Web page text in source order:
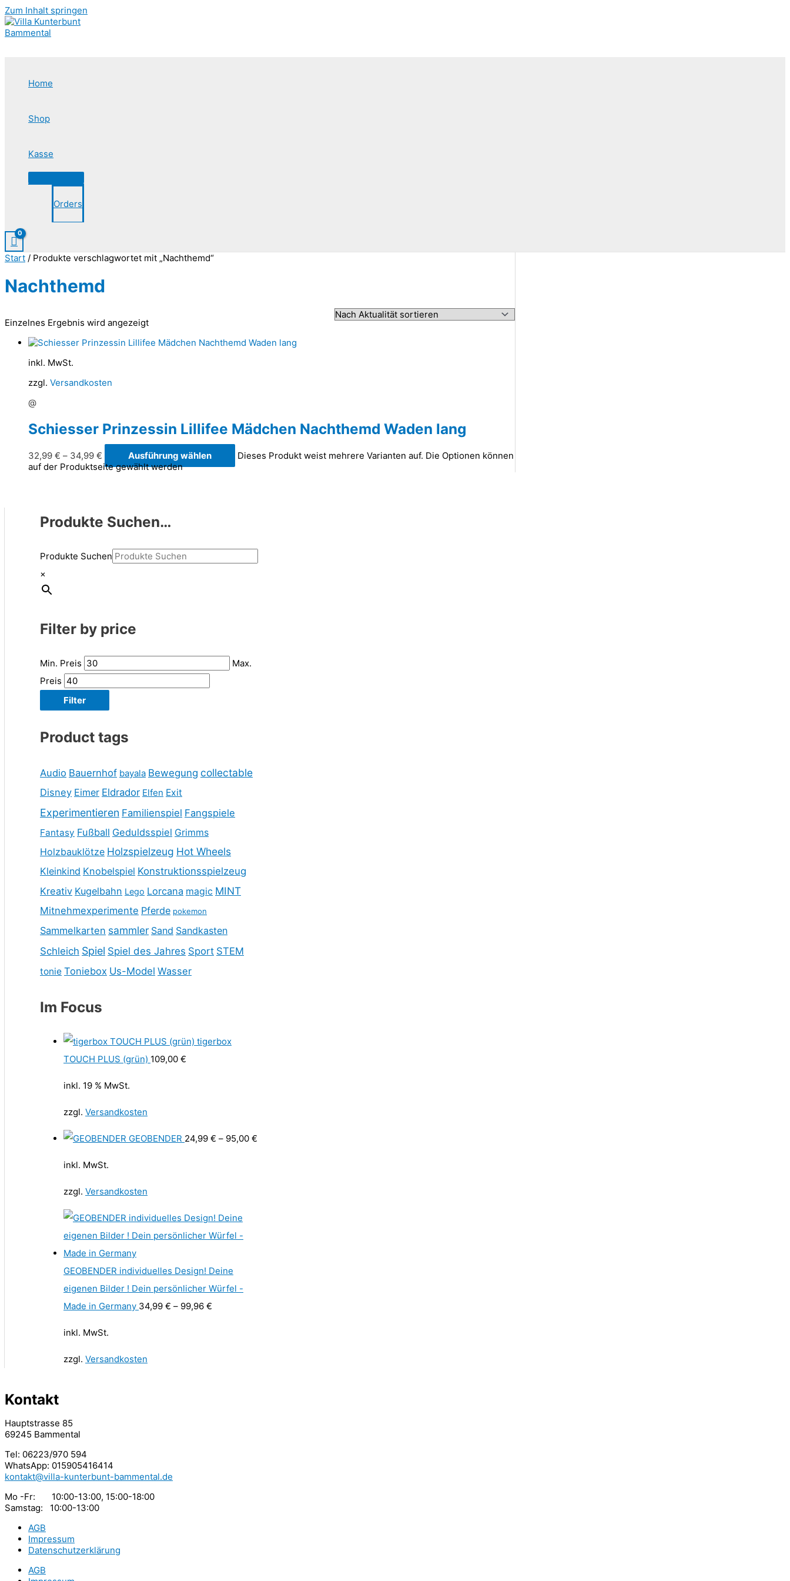
Zum Inhalt springen
Home
Shop
Kasse
Orders
Start / Produkte verschlagwortet mit „Nachthemd“
Nachthemd
Einzelnes Ergebnis wird angezeigt
inkl. MwSt.
zzgl. Versandkosten
@
Schiesser Prinzessin Lillifee Mädchen Nachthemd Waden lang
32,99 € – 34,99 € Ausführung wählen
Dieses Produkt weist mehrere Varianten auf. Die Optionen können
auf der Produktseite gewählt werden
Produkte Suchen…
Produkte Suchen
×
Filter by price
Min. Preis
Max.
Preis
Filter
Product tags
Audio Bauernhof bayala Bewegung collectable
Disney Eimer Eldrador Elfen Exit
Experimentieren Familienspiel Fangspiele
Fantasy Fußball Geduldsspiel Grimms
Holzbauklötze Holzspielzeug Hot Wheels
Kleinkind Knobelspiel Konstruktionsspielzeug
Kreativ Kugelbahn Lego Lorcana magic MINT
Mitnehmexperimente Pferde pokemon
Sammelkarten sammler Sand Sandkasten
Schleich Spiel Spiel des Jahres Sport STEM
tonie Toniebox Us-Model Wasser
Im Focus
tigerbox
TOUCH PLUS (grün) 109,00 €
inkl. 19 % MwSt.
zzgl. Versandkosten
GEOBENDER 24,99 € – 95,00 €
inkl. MwSt.
zzgl. Versandkosten
GEOBENDER individuelles Design! Deine
eigenen Bilder ! Dein persönlicher Würfel -
Made in Germany 34,99 € – 99,96 €
inkl. MwSt.
zzgl. Versandkosten
Kontakt
Hauptstrasse 85
69245 Bammental
Tel: 06223/970 594
WhatsApp: 015905416414
kontakt@villa-kunterbunt-bammental.de
Mo -Fr: 10:00-13:00, 15:00-18:00
Samstag: 10:00-13:00
AGB
Impressum
Datenschutzerklärung
AGB